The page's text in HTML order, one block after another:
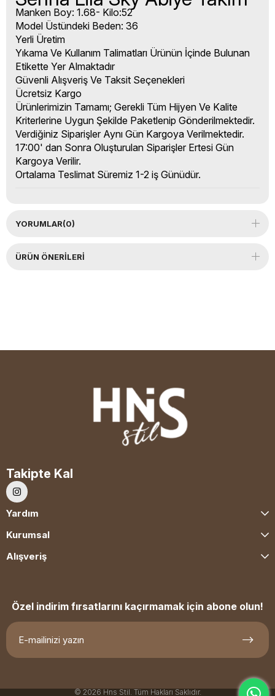
Manken Boy: 1.68- Kilo:52
Model Üstündeki Beden: 36
Yerli Üretim
Yıkama Ve Kullanım Talimatları Ürünün İçinde Bulunan
Etikette Yer Almaktadır
Güvenli Alışveriş Ve Taksit Seçenekleri
Ücretsiz Kargo
Ürünlerimizin Tamamı; Gerekli Tüm Hijyen Ve Kalite
Kriterlerine Uygun Şekilde Paketlenip Gönderilmektedir.
Verdiğiniz Siparişler Aynı Gün Kargoya Verilmektedir.
17:00' dan Sonra Oluşturulan Siparişler Ertesi Gün
Kargoya Verilir.
Ortalama Teslimat Süremiz 1-2 iş Günüdür.
YORUMLAR(0)
ÜRÜN ÖNERILERI
Takipte Kal
Yardım
Kurumsal
Alışveriş
Özel indirim fırsatlarını kaçırmamak için abone olun!
© 2026 Hns Stil. Tüm Hakları Saklıdır.